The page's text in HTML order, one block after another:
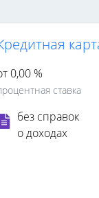
0,00 %
ставка
без справок
о доходах